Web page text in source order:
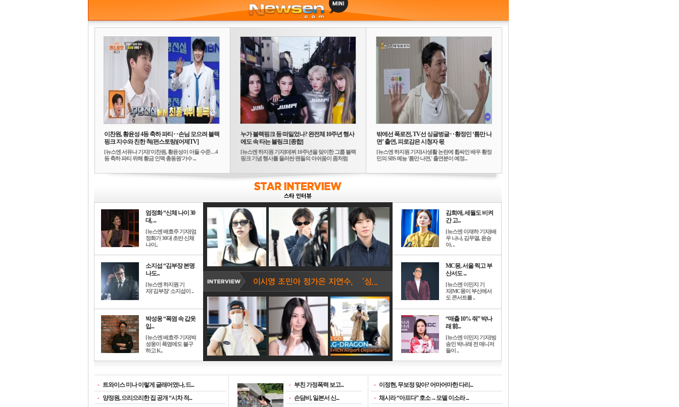
이찬원, 황윤성 4등 축하 파티‥손님 모으려 블랙
핑크 지수와 친한 척(편스토랑)[어제TV]
[뉴스엔 서유나 기자]'이찬원, 황윤성이 아들 수준…4
등 축하 파티 위해 황금 인맥 총동원'가수 ...
누가 블랙핑크 등 떠밀었나? 완전체 10주년 행사
에도 속 타는 블링크 [종합]
[뉴스엔 하지원 기자]데뷔 10주년을 맞이한 그룹 블랙
핑크 기념 행사를 둘러싼 팬들의 아쉬움이 좀처럼
밖에선 폭로전, TV선 싱글벙글‥황정민 ‘틈만 나
면’ 출연, 피로감은 시청자 몫
[뉴스엔 하지원 기자]사생활 논란에 휩싸인 배우 황정
민의 SBS 예능 '틈만 나면,' 출연분이 예정...
엄정화 “신체 나이 30
대, ...
[뉴스엔 배효주 기자]엄
정화가 30대 초반 신체
나이..
소지섭 “김부장 본명
나도...
[뉴스엔 하지원 기
자]'김부장' 소지섭이 ..
박성웅 “폭염 속 갑옷
입...
[뉴스엔 배효주 기자]박
성웅이 폭염에도 불구
하고 K..
김희애, 세월도 비켜
간 고...
[뉴스엔 이재하 기자]배
우 나나, 김무열, 윤승
아, ..
MC몽, 서울 찍고 부
산서도 ...
[뉴스엔 이민지 기
자]MC몽이 부산에서
도 콘서트를 ..
“매출 10% 줘” 박나
래 前...
[뉴스엔 이민지 기자]방
송인 박나래 전 매니저
들이 ..
- 트와이스 미나 이렇게 글래머였나, 드...
- 양정원, 으리으리한 집 공개 “시차 적...
- 부친 가정폭력 보고...
- 손담비, 일본서 신...
- 이정현, 무보정 맞아? 어마어마한 다리...
- 채시라 “아프다” 호소→모델 이소라 ...